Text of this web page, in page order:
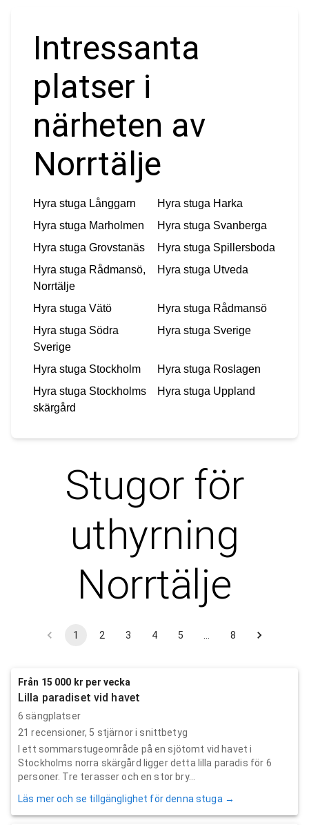
Intressanta
platser i
närheten av
Norrtälje
Hyra stuga Långgarn Hyra stuga Harka
Hyra stuga Marholmen Hyra stuga Svanberga
Hyra stuga Grovstanäs Hyra stuga Spillersboda
Hyra stuga Rådmansö,
Norrtälje
Hyra stuga Utveda
Hyra stuga Vätö Hyra stuga Rådmansö
Hyra stuga Södra
Sverige
Hyra stuga Sverige
Hyra stuga Stockholm Hyra stuga Roslagen
Hyra stuga Stockholms
skärgård
Hyra stuga Uppland
Stugor för
uthyrning
Norrtälje
1 2 3 4 5 8
Från 15 000 kr per vecka
Lilla paradiset vid havet
6 sängplatser
21 recensioner, 5 stjärnor i snittbetyg
I ett sommarstugeområde på en sjötomt vid havet i
Stockholms norra skärgård ligger detta lilla paradis för 6
personer. Tre terasser och en stor bry...
Läs mer och se tillgänglighet för denna stuga →